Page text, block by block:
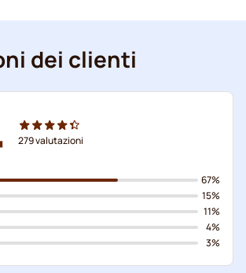
dei clienti
279valutazioni
67%
15%
11%
4%
3%